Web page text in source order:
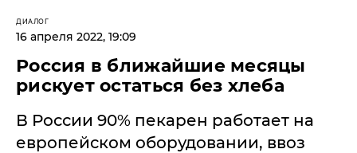
ДИАЛОГ
16 апреля 2022, 19:09
Россия в ближайшие месяцы
рискует остаться без хлеба
В России 90% пекарен работает на
европейском оборудовании, ввоз